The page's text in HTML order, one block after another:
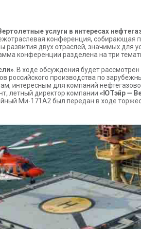
услуги в интересах
конференция, собирающая
двух отраслей, значимых для
конференции разделена на три
. В ходе обсуждения будет
российского производства по
интересным для компаний
летный директор компании «ЮТэйр —
Ми-171А2 был передан в ходе